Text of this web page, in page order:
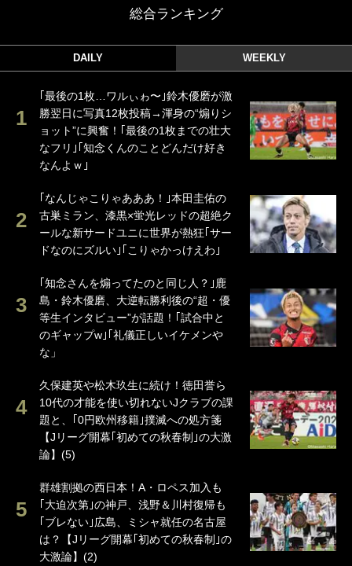
総合ランキング
DAILY WEEKLY
｢最後の1枚…ワルぃゎ〜｣鈴木優磨が激
勝翌日に写真12枚投稿→渾身の“煽りシ
ョット”に興奮！｢最後の1枚までの壮大
なフリ｣｢知念くんのことどんだけ好き
なんよｗ｣
｢なんじゃこりゃあああ！｣本田圭佑の
古巣ミラン、漆黒×蛍光レッドの超絶ク
ールな新サードユニに世界が熱狂｢サー
ドなのにズルい｣｢こりゃかっけえわ｣
｢知念さんを煽ってたのと同じ人？｣鹿
島・鈴木優磨、大逆転勝利後の“超・優
等生インタビュー”が話題！｢試合中と
のギャップw｣｢礼儀正しいイケメンや
な」
久保建英や松木玖生に続け！徳田誉ら
10代の才能を使い切れないJクラブの課
題と、｢0円欧州移籍｣撲滅への処方箋
【Jリーグ開幕｢初めての秋春制｣の大激
論】(5)
群雄割拠の西日本！A・ロペス加入も
｢大迫次第｣の神戸、浅野＆川村復帰も
｢ブレない｣広島、ミシャ就任の名古屋
は？【Jリーグ開幕｢初めての秋春制｣の
大激論】(2)